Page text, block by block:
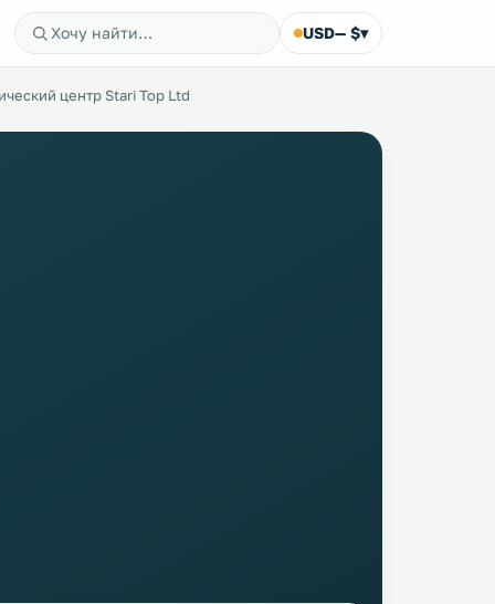
USD— $▾
центр Stari Top Ltd